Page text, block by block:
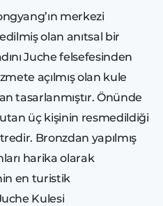
merkezi
olan anıtsal bir
Juche felsefesinden
açılmış olan kule
tasarlanmıştır. Önünde
üç kişinin resmedildiği
Bronzdan yapılmış
harika olarak
en turistik
Kulesi